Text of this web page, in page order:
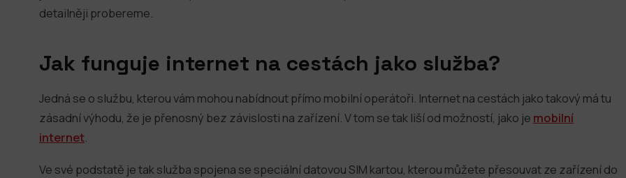
detailněji probereme.
Jak funguje internet na cestách jako služba?
Jedná se o službu, kterou vám mohou nabídnout přímo mobilní operátoři. Internet na cestách jako takový má tu
zásadní výhodu, že je přenosný bez závislosti na zařízení. V tom se tak liší od možností, jako je mobilní
internet
Ve své podstatě je tak služba spojena se speciální datovou SIM kartou, kterou můžete přesouvat ze zařízení do